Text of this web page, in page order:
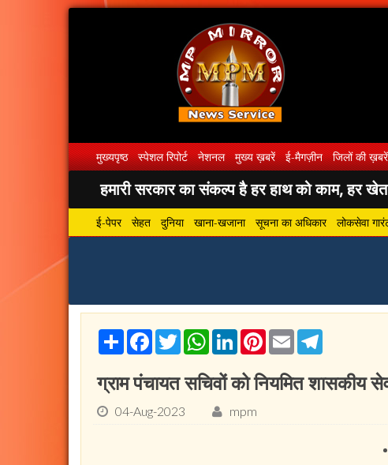
मुख्यपृष्ठ स्पेशल रिपोर्ट नेशनल मुख्य ख़बरें ई-मैगज़ीन जिलों की ख़बरें
हमारी सरकार का संकल्प है हर हाथ को काम, हर खेत
ई-पेपर सेहत दुनिया खाना-खजाना सूचना का अधिकार लोकसेवा
ShareFacebook
TwitterWhatsApp
LinkedInPinterest
Email
ग्राम पंचायत सचिवों को नियमित शासकीय
04-Aug-2023 mpm